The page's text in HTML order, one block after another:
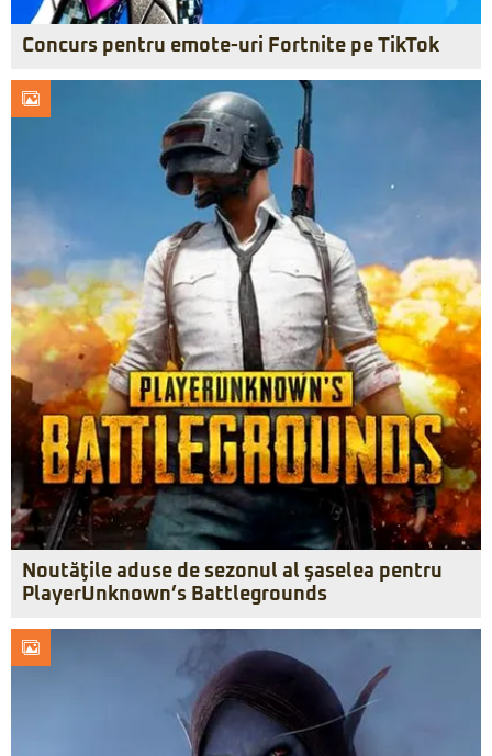
Concurs pentru emote-uri Fortnite pe TikTok
Noutăţile aduse de sezonul al şaselea pentru
PlayerUnknown’s Battlegrounds